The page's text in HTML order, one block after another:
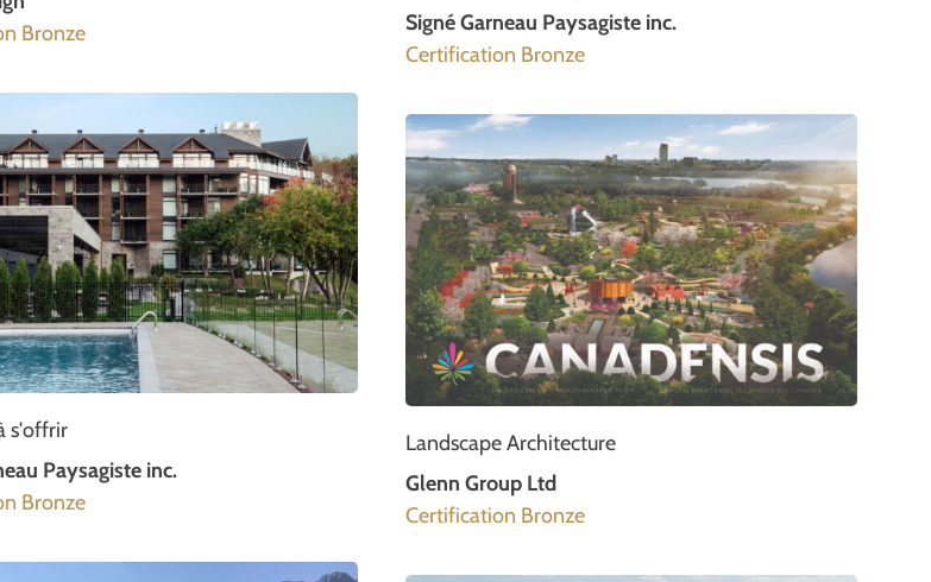
Bronze
s'offrir
Paysagiste inc.
Bronze
Signé Garneau Paysagiste inc.
Certification Bronze
Landscape Architecture
Glenn Group Ltd
Certification Bronze